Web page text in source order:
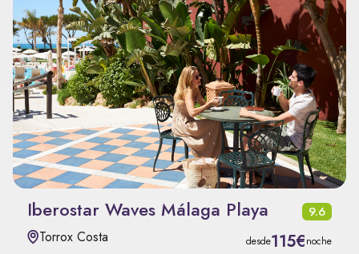
Iberostar Waves Málaga Playa 9.6
Torrox Costa desde115€noche